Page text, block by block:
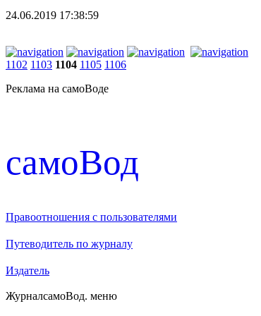
24.06.2019 17:38:59
1102 1103 1104 1105 1106
Реклама на самоВоде
cамоВод
Правоотношения с пользователями
Путеводитель по журналу
Издатель
ЖурналсамоВод. меню